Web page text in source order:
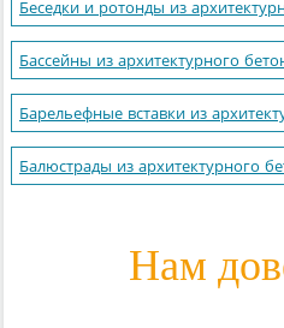
Беседки и ротонды из
Бассейны из архитектурного
Барельефные вставки из
Балюстрады из архитектурного
Нам